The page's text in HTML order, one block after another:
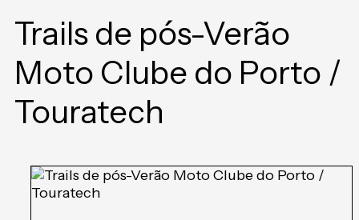
Trails de pós-Verão
Moto Clube do Porto /
Touratech